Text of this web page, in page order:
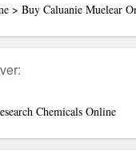
> Buy Caluanie Muelear
Chemicals Online